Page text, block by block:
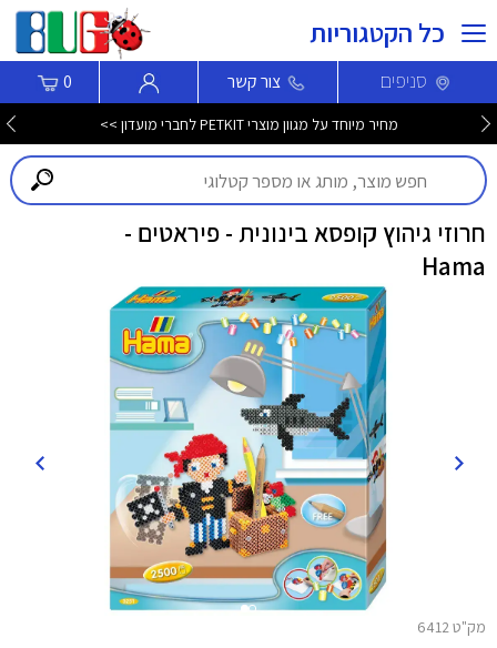
כל הקטגוריות
סניפים צור קשר 0
מחיר מיוחד על מגוון מוצרי PETKIT לחברי מועדון >>
חרוזי גיהוץ קופסא בינונית - פיראטים -
Hama
מק"ט 6412